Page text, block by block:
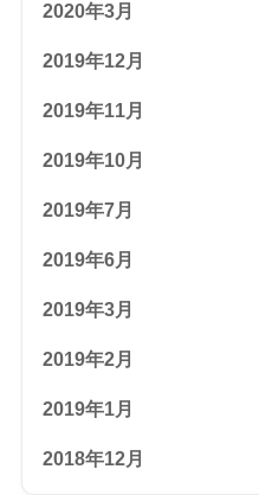
2020年3月
2019年12月
2019年11月
2019年10月
2019年7月
2019年6月
2019年3月
2019年2月
2019年1月
2018年12月